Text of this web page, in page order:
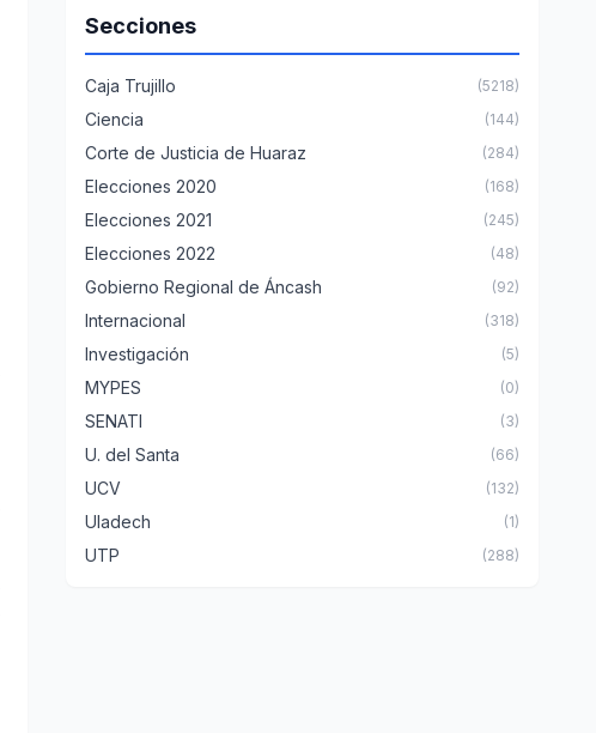
Secciones
Caja Trujillo (5218)
Ciencia (144)
Corte de Justicia de Huaraz (284)
Elecciones 2020 (168)
Elecciones 2021 (245)
Elecciones 2022 (48)
Gobierno Regional de Áncash (92)
Internacional (318)
Investigación (5)
MYPES (0)
SENATI (3)
U. del Santa (66)
UCV (132)
Uladech (1)
UTP (288)